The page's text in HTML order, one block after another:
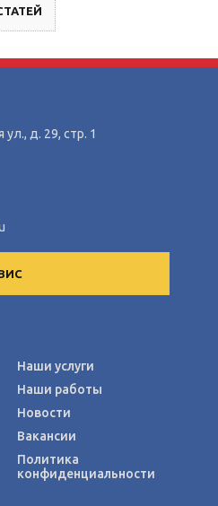
д. 29, стр. 1
Наши услуги
Наши работы
Новости
Вакансии
Политика
конфиденциальности